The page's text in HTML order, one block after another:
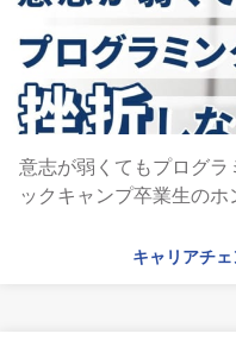
意志が弱くてもプログ
ックキャンプ卒業生のホ
キャリアチ